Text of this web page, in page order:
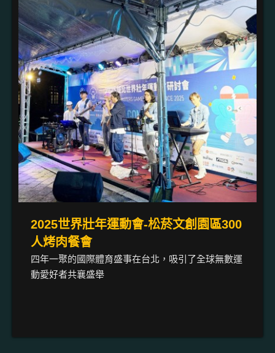
2025世界壯年運動會-松菸文創園區300
人烤肉餐會
四年一聚的國際體育盛事在台北，吸引了全球無數運
動愛好者共襄盛舉